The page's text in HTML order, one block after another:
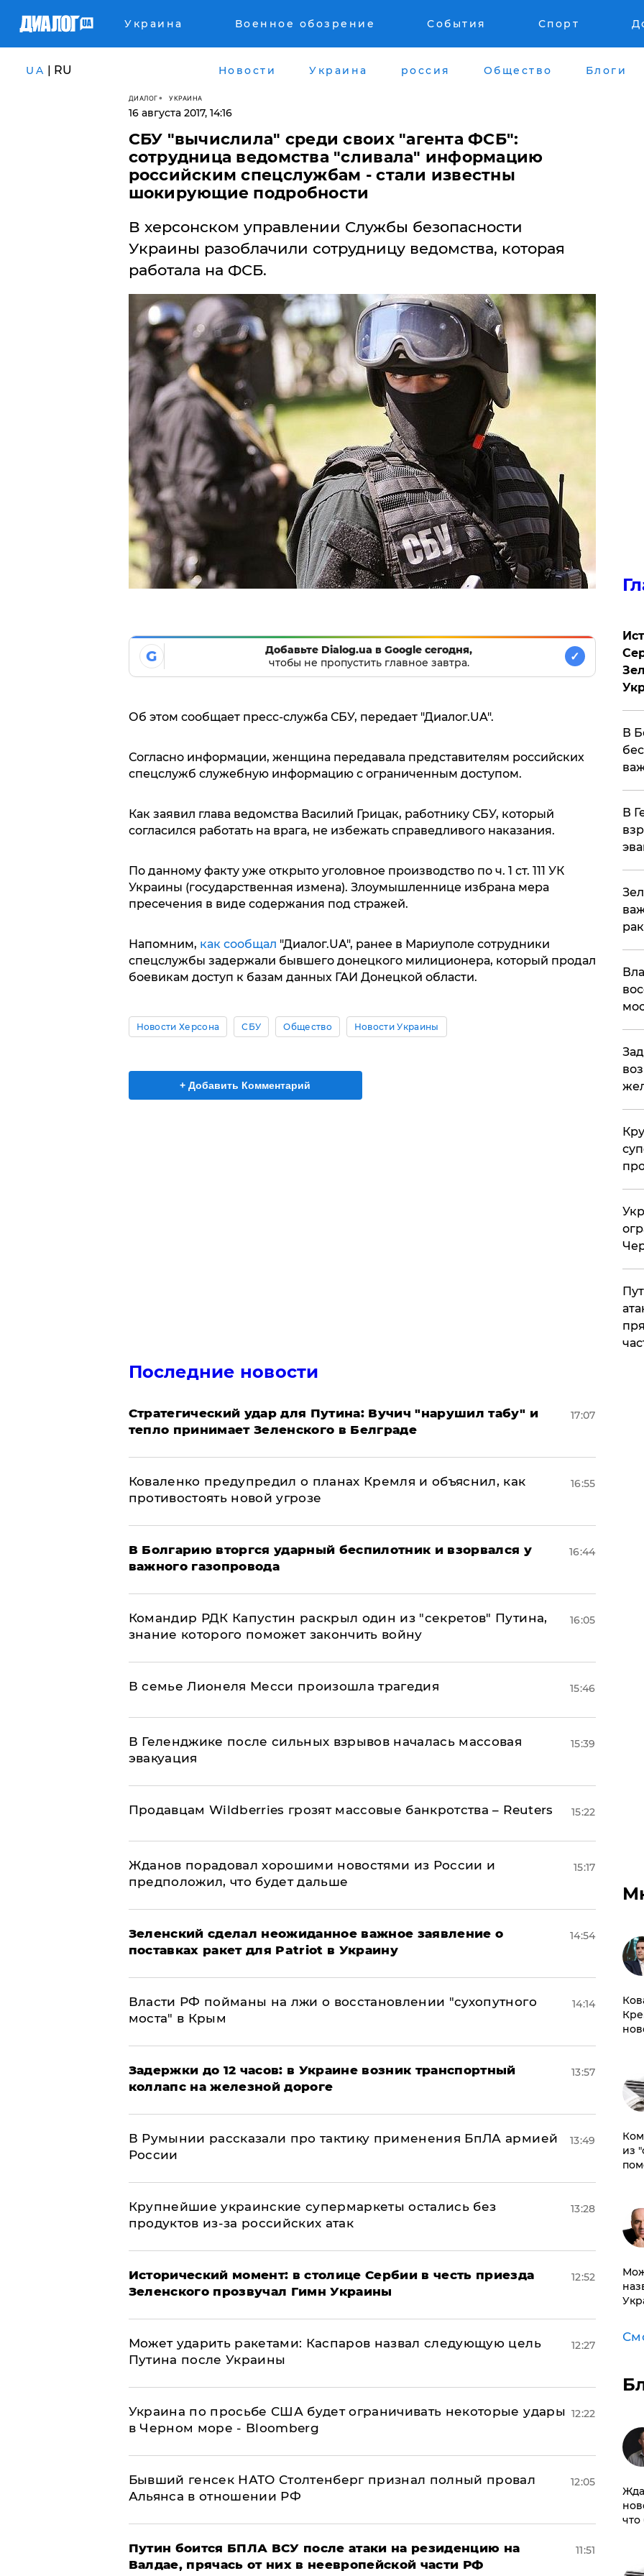
Украина Военное обозрение События Спорт
UA | RU Новости Украина россия Общество Блоги
ДИАЛОГ УКРАИНА
16 августа 2017, 14:16
СБУ "вычислила" среди своих "агента ФСБ":
сотрудница ведомства "сливала" информацию
российским спецслужбам - стали известны
шокирующие подробности
В херсонском управлении Службы безопасности
Украины разоблачили сотрудницу ведомства, которая
работала на ФСБ.
G
Добавьте Dialog.ua в Google сегодня,
чтобы не пропустить главное завтра.
✓
Об этом сообщает пресс-служба СБУ, передает "Диалог.UA".
Согласно информации, женщина передавала представителям российских
спецслужб служебную информацию с ограниченным доступом.
Как заявил глава ведомства Василий Грицак, работнику СБУ, который
согласился работать на врага, не избежать справедливого наказания.
По данному факту уже открыто уголовное производство по ч. 1 ст. 111 УК
Украины (государственная измена). Злоумышленнице избрана мера
пресечения в виде содержания под стражей.
Напомним, как сообщал "Диалог.UA", ранее в Мариуполе сотрудники
спецслужбы задержали бывшего донецкого милиционера, который продал
боевикам доступ к базам данных ГАИ Донецкой области.
Новости Херсона СБУ Общество Новости Украины
+ Добавить Комментарий
Последние новости
Стратегический удар для Путина: Вучич "нарушил табу" и
тепло принимает Зеленского в Белграде
17:07
Коваленко предупредил о планах Кремля и объяснил, как
противостоять новой угрозе
16:55
В Болгарию вторгся ударный беспилотник и взорвался у
важного газопровода
16:44
Командир РДК Капустин раскрыл один из "секретов" Путина,
знание которого поможет закончить войну
16:05
В семье Лионеля Месси произошла трагедия 15:46
В Геленджике после сильных взрывов началась массовая
эвакуация
15:39
Продавцам Wildberries грозят массовые банкротства – Reuters 15:22
Жданов порадовал хорошими новостями из России и
предположил, что будет дальше
15:17
Зеленский сделал неожиданное важное заявление о
поставках ракет для Patriot в Украину
14:54
Власти РФ пойманы на лжи о восстановлении "сухопутного
моста" в Крым
14:14
Задержки до 12 часов: в Украине возник транспортный
коллапс на железной дороге
13:57
В Румынии рассказали про тактику применения БпЛА армией
России
13:49
Крупнейшие украинские супермаркеты остались без
продуктов из-за российских атак
13:28
Исторический момент: в столице Сербии в честь приезда
Зеленского прозвучал Гимн Украины
12:52
Может ударить ракетами: Каспаров назвал следующую цель
Путина после Украины
12:27
Украина по просьбе США будет ограничивать некоторые удары
в Черном море - Bloomberg
12:22
Бывший генсек НАТО Столтенберг признал полный провал
Альянса в отношении РФ
12:05
Путин боится БПЛА ВСУ после атаки на резиденцию на
Валдае, прячась от них в неевропейской части РФ
11:51
В
В
из
что